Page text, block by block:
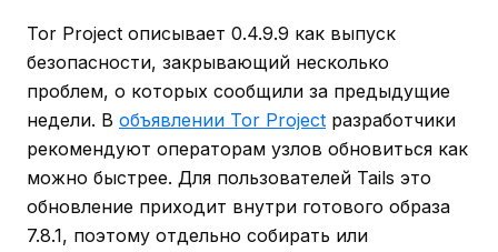
Tor Project описывает 0.4.9.9 как выпуск
безопасности, закрывающий несколько
проблем, о которых сообщили за предыдущие
недели. В объявлении Tor Project разработчики
рекомендуют операторам узлов обновиться как
можно быстрее. Для пользователей Tails это
обновление приходит внутри готового образа
7.8.1, поэтому отдельно собирать или